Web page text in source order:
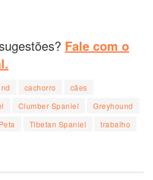
Fale com o
cachorro
cães
Clumber Spaniel
Greyhound
Peta Tibetan Spaniel
trabalho